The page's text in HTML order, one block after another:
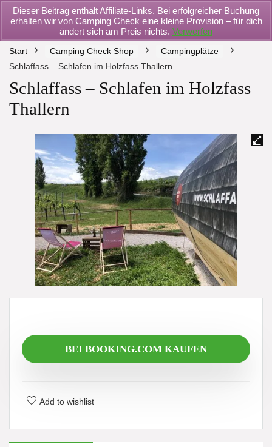
Dieser Beitrag enthält Affiliate-Links. Bei erfolgreicher Buchung
erhalten wir von Camping Check eine kleine Provision – für dich
ändert sich am Preis nichts. Verwerfen
Start Camping Check Shop
Campingplätze
Schlaffass – Schlafen im Holzfass Thallern
Schlaffass – Schlafen im Holzfass
Thallern
BEI BOOKING.COM KAUFEN
Add to wishlist